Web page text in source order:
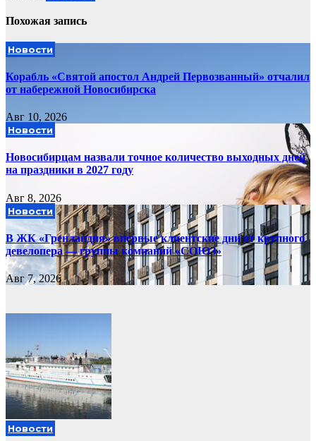
Похожая запись
Новости
Корабль «Святой апостол Андрей Первозванный» отчалил
от набережной Новосибирска
Авг 10, 2026
Новости
Новосибирцам назвали точное количество выходных дней
на праздники в 2027 году
Авг 8, 2026
Новости
В ЖК «Гренландия» впервые клиентские дни от крупного
девелопера — группы компаний «СОЮЗ»
Авг 7, 2026
Новости